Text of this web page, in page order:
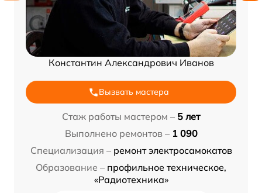
Константин Александрович Иванов
Вызвать мастера
Стаж работы мастером – 5 лет
Выполнено ремонтов – 1 090
Специализация – ремонт электросамокатов
Образование – профильное техническое,
«Радиотехника»